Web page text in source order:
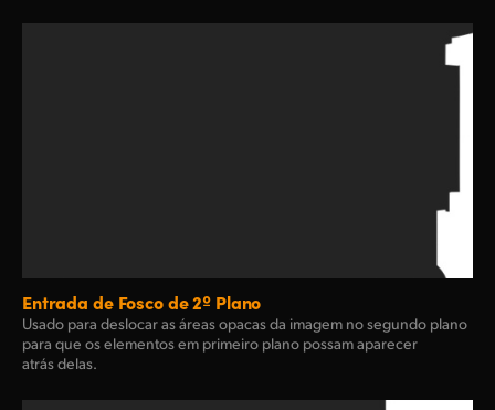
Entrada de Fosco de 2º Plano
Usado para deslocar as áreas opacas da imagem no segundo plano
para que os elementos em primeiro plano possam aparecer
atrás delas.